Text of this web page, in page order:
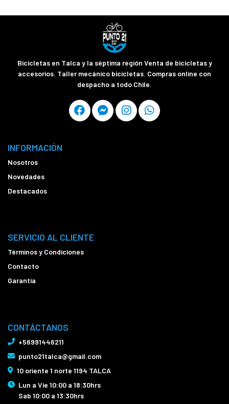
Bicicletas en Talca y la séptima región Venta de bicicletas y
accesorios. Taller mecánico bicicletas. Compras online con
despacho a todo Chile.
INFORMACIÓN
Nosotros
Novedades
Destacados
SERVICIO AL CLIENTE
Términos y Condiciones
Contacto
Garantía
CONTÁCTANOS
+56991446211
punto21talca@gmail.com
10 oriente 1 norte 1194 TALCA
Lun a Vie 10:00 a 18:30hrs
Sab 10:00 a 13:30hrs